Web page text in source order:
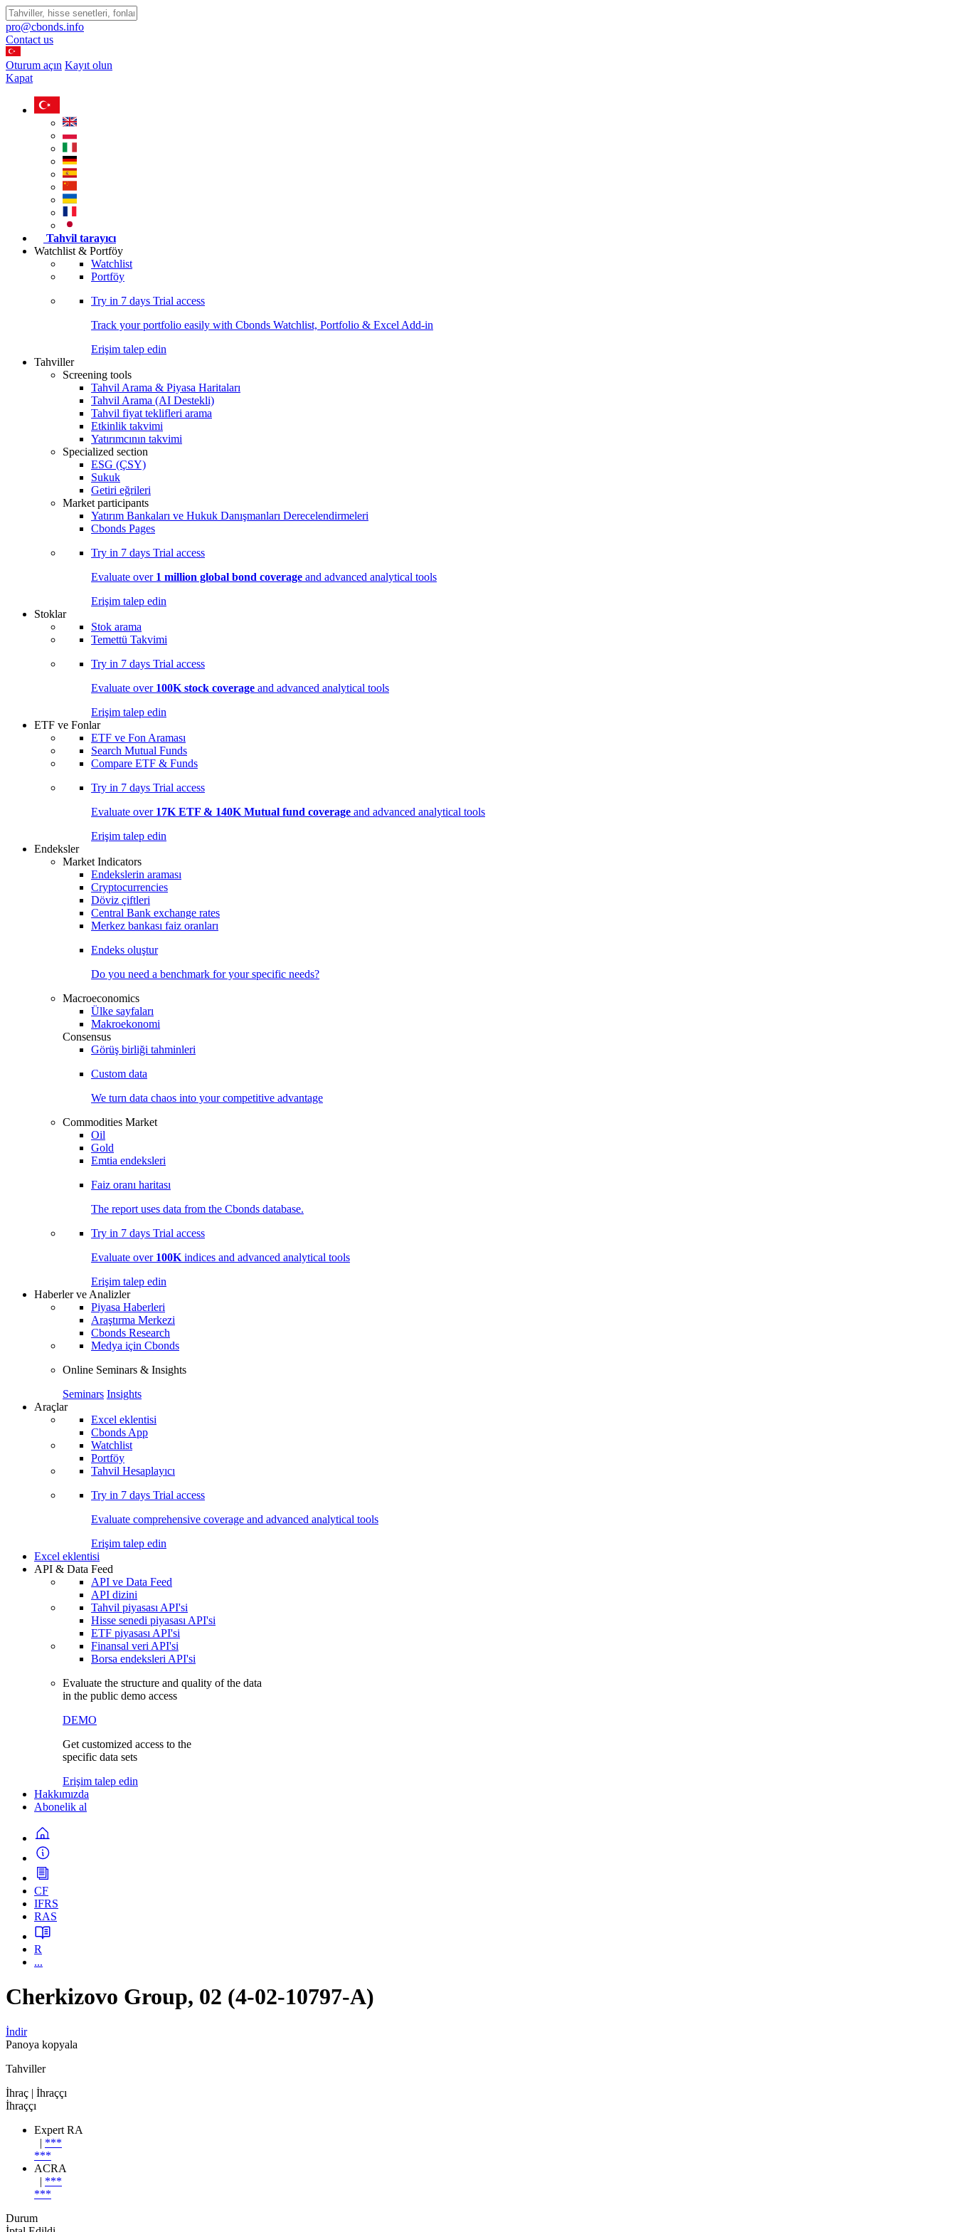
pro@cbonds.info
Contact us
Oturum açın Kayıt olun
Kapat
Tahvil tarayıcı
Watchlist & Portföy
Watchlist
Portföy
Try in 7 days Trial access
Track your portfolio easily with Cbonds Watchlist, Portfolio & Excel Add-in
Erişim talep edin
Tahviller
Screening tools
Tahvil Arama & Piyasa Haritaları
Tahvil Arama (AI Destekli)
Tahvil fiyat teklifleri arama
Etkinlik takvimi
Yatırımcının takvimi
Specialized section
ESG (ÇSY)
Sukuk
Getiri eğrileri
Market participants
Yatırım Bankaları ve Hukuk Danışmanları Derecelendirmeleri
Cbonds Pages
Try in 7 days Trial access
Evaluate over 1 million global bond coverage and advanced analytical tools
Erişim talep edin
Stoklar
Stok arama
Temettü Takvimi
Try in 7 days Trial access
Evaluate over 100K stock coverage and advanced analytical tools
Erişim talep edin
ETF ve Fonlar
ETF ve Fon Araması
Search Mutual Funds
Compare ETF & Funds
Try in 7 days Trial access
Evaluate over 17K ETF & 140K Mutual fund coverage and advanced analytical tools
Erişim talep edin
Endeksler
Market Indicators
Endekslerin araması
Cryptocurrencies
Döviz çiftleri
Central Bank exchange rates
Merkez bankası faiz oranları
Endeks oluştur
Do you need a benchmark for your specific needs?
Macroeconomics
Ülke sayfaları
Makroekonomi
Consensus
Görüş birliği tahminleri
Custom data
We turn data chaos into your competitive advantage
Commodities Market
Oil
Gold
Emtia endeksleri
Faiz oranı haritası
The report uses data from the Cbonds database.
Try in 7 days Trial access
Evaluate over 100K indices and advanced analytical tools
Erişim talep edin
Haberler ve Analizler
Piyasa Haberleri
Araştırma Merkezi
Cbonds Research
Medya için Cbonds
Online Seminars & Insights
Seminars Insights
Araçlar
Excel eklentisi
Cbonds App
Watchlist
Portföy
Tahvil Hesaplayıcı
Try in 7 days Trial access
Evaluate comprehensive coverage and advanced analytical tools
Erişim talep edin
Excel eklentisi
API & Data Feed
API ve Data Feed
API dizini
Tahvil piyasası API'si
Hisse senedi piyasası API'si
ETF piyasası API'si
Finansal veri API'si
Borsa endeksleri API'si
Evaluate the structure and quality of the data
in the public demo access
DEMO
Get customized access to the
specific data sets
Erişim talep edin
Hakkımızda
Abonelik al
CF
IFRS
RAS
R
...
Cherkizovo Group, 02 (4-02-10797-A)
İndir
Panoya kopyala
Tahviller
İhraç | İhraççı
İhraççı
Expert RA
| ***
***
ACRA
| ***
***
Durum